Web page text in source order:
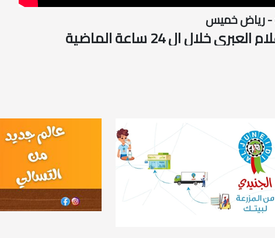
- رياض خميس
خلال ال 24 ساعة الماضية